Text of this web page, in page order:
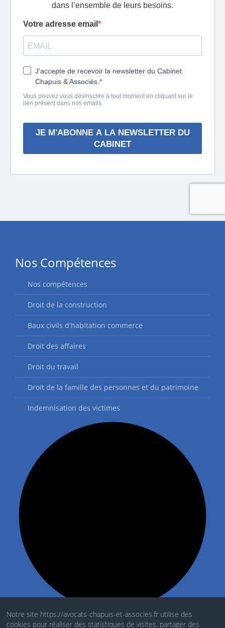
Nos Compétences
Nos compétences
Droit de la construction
Baux civils d'habitation commerce
Droit des affaires
Droit du travail
Droit de la famille des personnes et du patrimoine
Indemnisation des victimes
Notre site https://avocats-chapuis-et-associes.fr utilise des
cookies pour réaliser des statistiques de visites, partager des